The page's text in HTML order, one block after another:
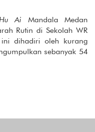
Ai Mandala Medan
Rutin di Sekolah WR
dihadiri oleh kurang
sebanyak 54